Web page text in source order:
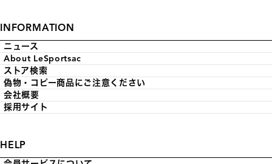
INFORMATION
ニュース
About LeSportsac
ストア検索
偽物・コピー商品にご注意ください
会社概要
採用サイト
HELP